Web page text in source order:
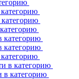
категорию
категорию
в категорию
в категорию